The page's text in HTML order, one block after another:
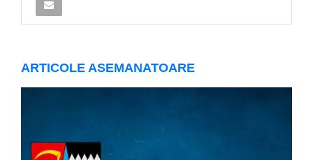
ARTICOLE ASEMANATOARE